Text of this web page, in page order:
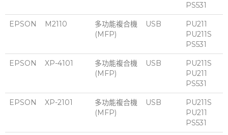
PS531
EPSON M2110
多功能複合機
(MFP)
USB
PU211
PU211S
PS531
EPSON XP-4101
多功能複合機
(MFP)
USB
PU211S
PU211
PS531
EPSON XP-2101
多功能複合機
(MFP)
USB
PU211S
PU211
PS531